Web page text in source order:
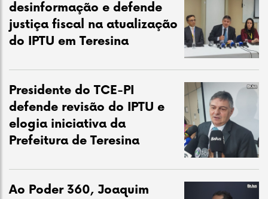
desinformação e defende
justiça fiscal na atualização
do IPTU em Teresina
Presidente do TCE-PI
defende revisão do IPTU e
elogia iniciativa da
Prefeitura de Teresina
Ao Poder 360, Joaquim